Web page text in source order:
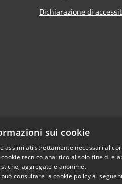
Dichiarazione di
sui cookie
assimilati strettamente necessari al
tecnico analitico al solo fine di
aggregate e anonime.
consultare la cookie policy al